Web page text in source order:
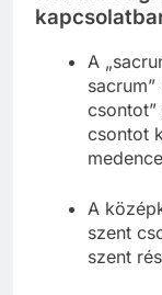
A
csontot
A
szent
szent